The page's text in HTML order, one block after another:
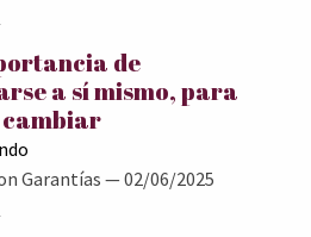
de
a sí mismo, para
Garantías — 02/06/2025